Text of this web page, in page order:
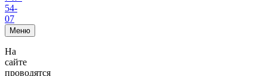
54-
07
Меню
На
сайте
проводятся